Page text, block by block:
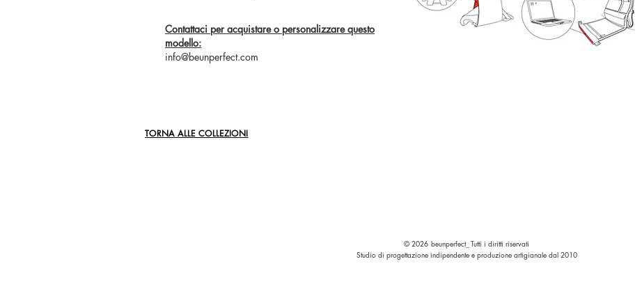
Contattaci per acquistare o personalizzare questo
modello:
info@beunperfect.com
TORNA ALLE COLLEZIONI
© 2026 beunperfect_ Tutti i diritti riservati
Studio di progettazione indipendente e produzione artigianale dal 2010